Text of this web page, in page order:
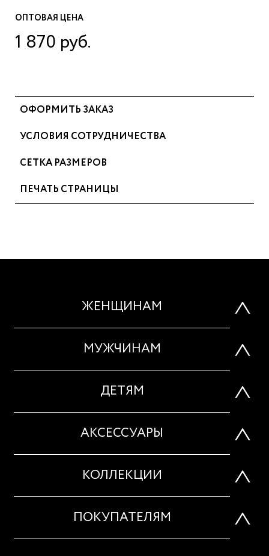
ОПТОВАЯ ЦЕНА
1 870 руб.
ОФОРМИТЬ ЗАКАЗ
УСЛОВИЯ СОТРУДНИЧЕСТВА
СЕТКА РАЗМЕРОВ
ПЕЧАТЬ СТРАНИЦЫ
ЖЕНЩИНАМ
МУЖЧИНАМ
ДЕТЯМ
АКСЕССУАРЫ
КОЛЛЕКЦИИ
ПОКУПАТЕЛЯМ